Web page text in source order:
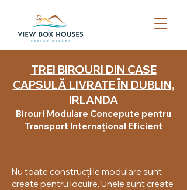
TREI BIROURI DIN CASE
CAPSULĂ LIVRATE ÎN DUBLIN,
IRLANDA
Birouri Modulare Concepute pentru
Transport Internațional Eficient
Nu toate construcțiile modulare sunt
create pentru locuire. Unele sunt create